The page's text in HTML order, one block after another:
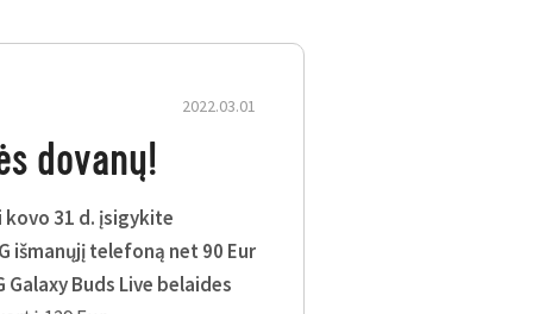
2022.03.01
dovanų!
kovo 31 d. įsigykite
išmanųjį telefoną net 90 Eur
Galaxy Buds Live belaides
net 90 Eur pigiau ir
belaidės ausinės.
Daugiau ypatingų